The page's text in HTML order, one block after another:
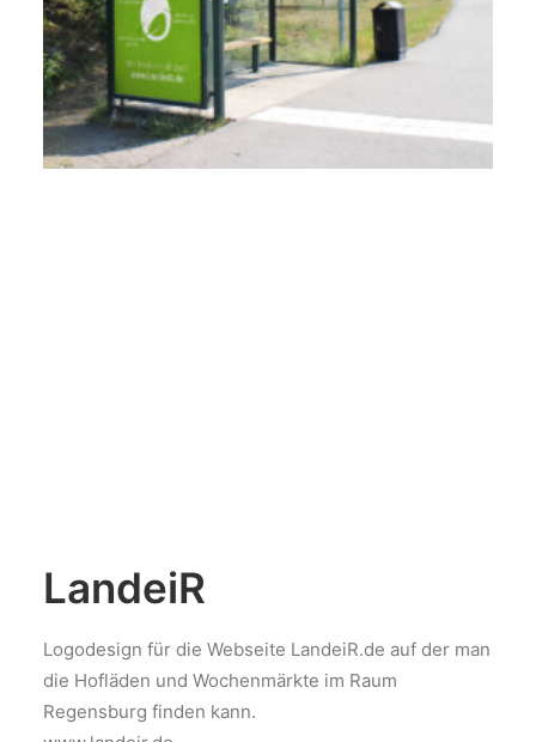
LandeiR
Logodesign für die Webseite LandeiR.de auf der man
die Hofläden und Wochenmärkte im Raum
Regensburg finden kann.